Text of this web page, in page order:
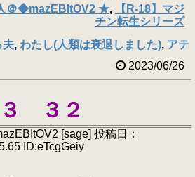
＠◆mazEBItOV2 ★,
【R-18】マジ
チン転生シリーズ
夫, わたし(人類は衰退しました), アテ
2023/06/26
３２
[sage] 投稿日：
ID:eTcgGeiy